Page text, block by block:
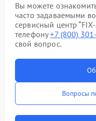
Вы можете
часто задаваемыми
сервисный центр
телефону+7 (800)
свой вопрос.
Вопросы